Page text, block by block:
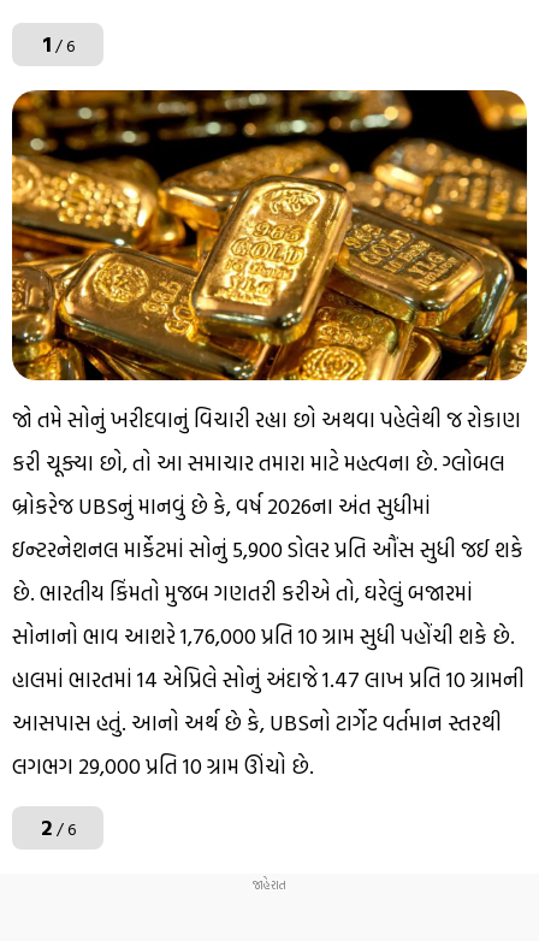
1/ 6
જો તમે સોનું ખરીદવાનું વિચારી રહ્યા છો અથવા પહેલેથી જ રોકાણ
કરી ચૂક્યા છો, તો આ સમાચાર તમારા માટે મહત્વના છે. ગ્લોબલ
બ્રોકરેજ UBSનું માનવું છે કે, વર્ષ 2026ના અંત સુધીમાં
ઇન્ટરનેશનલ માર્કેટમાં સોનું 5,900 ડોલર પ્રતિ ઔંસ સુધી જઈ શકે
છે. ભારતીય કિંમતો મુજબ ગણતરી કરીએ તો, ઘરેલું બજારમાં
સોનાનો ભાવ આશરે ₹1,76,000 પ્રતિ 10 ગ્રામ સુધી પહોંચી શકે છે.
હાલમાં ભારતમાં 14 એપ્રિલે સોનું અંદાજે ₹1.47 લાખ પ્રતિ 10 ગ્રામની
આસપાસ હતું. આનો અર્થ છે કે, UBSનો ટાર્ગેટ વર્તમાન સ્તરથી
લગભગ ₹29,000 પ્રતિ 10 ગ્રામ ઊંચો છે.
2/ 6